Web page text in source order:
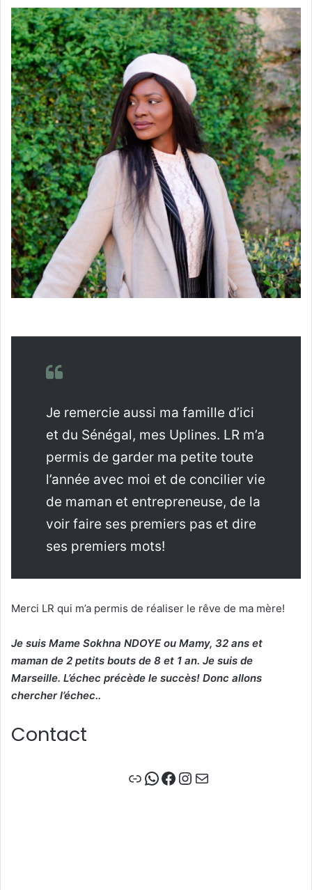
Je remercie aussi ma famille d’ici
et du Sénégal, mes Uplines. LR m’a
permis de garder ma petite toute
l’année avec moi et de concilier vie
de maman et entrepreneuse, de la
voir faire ses premiers pas et dire
ses premiers mots!
Merci LR qui m’a permis de réaliser le rêve de ma mère!
Je suis Mame Sokhna NDOYE ou Mamy, 32 ans et
maman de 2 petits bouts de 8 et 1 an. Je suis de
Marseille. L’échec précède le succès! Donc allons
chercher l’échec..
Contact
LienWhatsApp
Facebook
Instagram
E-mail